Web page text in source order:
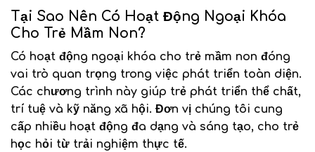
Tại Sao Nên Có Hoạt Động Ngoại Khóa
Cho Trẻ Mầm Non?
Có hoạt động ngoại khóa cho trẻ mầm non đóng
vai trò quan trọng trong việc phát triển toàn diện.
Các chương trình này giúp trẻ phát triển thể chất,
trí tuệ và kỹ năng xã hội. Đơn vị chúng tôi cung
cấp nhiều hoạt động đa dạng và sáng tạo, cho trẻ
học hỏi từ trải nghiệm thực tế.